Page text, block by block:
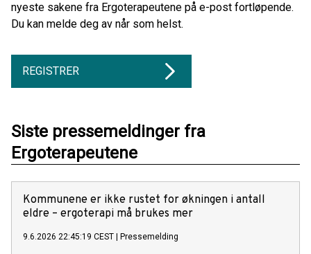
nyeste sakene fra Ergoterapeutene på e-post fortløpende.
Du kan melde deg av når som helst.
REGISTRER
Siste pressemeldinger fra
Ergoterapeutene
Kommunene er ikke rustet for økningen i antall
eldre – ergoterapi må brukes mer
9.6.2026 22:45:19 CEST Pressemelding